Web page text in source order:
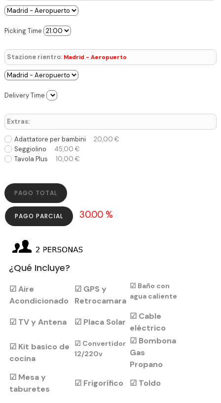
Picking Time
Stazione rientro: Madrid - Aeropuerto
Delivery Time
Extras:
Adattatore per bambini
20,00 €
Seggiolino
45,00 €
Tavola Plus
10,00 €
PAGO TOTAL
PAGO PARCIAL 30.00 %
¿Qué Incluye?
☑Aire
Acondicionado
☑ GPS y
Retrocamara
☑ Baño con
agua caliente
☑ TV y Antena ☑ Placa Solar
☑ Cable
eléctrico
☑ Kit basico de
cocina
☑ Convertidor
12/220v
☑ Bombona
Gas
Propano
☑ Mesa y
taburetes
☑ Frigorífico ☑ Toldo